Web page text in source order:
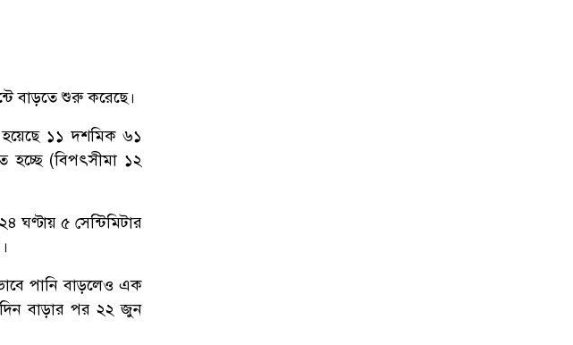
বাড়তে শুরু করেছে।
হয়েছে ১১ দশমিক ৬১
হচ্ছে (বিপৎসীমা ১২
৫ সেন্টিমিটার
পানি বাড়লেও এক
বাড়ার পর ২২ জুন